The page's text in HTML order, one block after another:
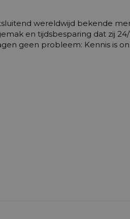
wereldwijd bekende
en tijdsbesparing dat zij
geen probleem: Kennis is